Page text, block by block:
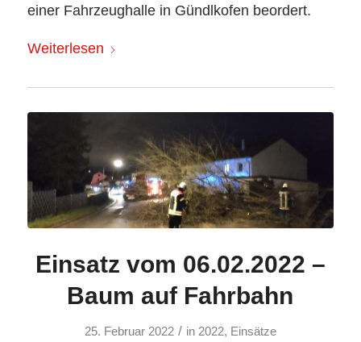
einer Fahrzeughalle in Gündlkofen beordert.
Weiterlesen
Einsatz vom 06.02.2022 –
Baum auf Fahrbahn
25. Februar 2022 / in 2022, Einsätze